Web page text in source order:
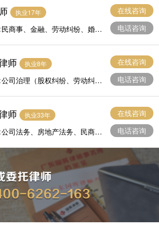
执业17年
民商事、金融、劳动纠纷、婚姻
在线咨询
电话咨询
师 执业8年
公司治理（股权纠纷、劳动纠
。
在线咨询
电话咨询
师 执业33年
公司法务、房地产法务、民商事
在线咨询
电话咨询